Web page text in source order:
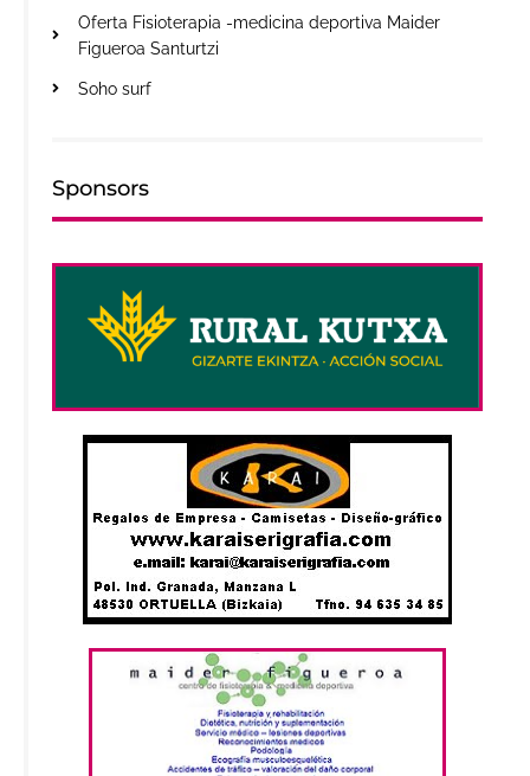
Oferta Fisioterapia -medicina deportiva Maider
Figueroa Santurtzi
Soho surf
Sponsors